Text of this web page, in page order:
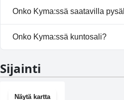
Ei, Kyma ei salli koiria.
Onko Kyma:ssä saatavilla
Ei, Kyma ei tarjoa
Onko Kyma:ssä kuntosali?
Sijainti
Näytä kartta